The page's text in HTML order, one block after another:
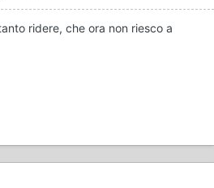
ridere, che ora non riesco a